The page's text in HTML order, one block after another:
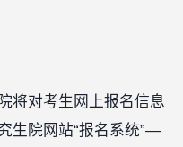
将对考生网上报名信息
生院网站“报名系统”—